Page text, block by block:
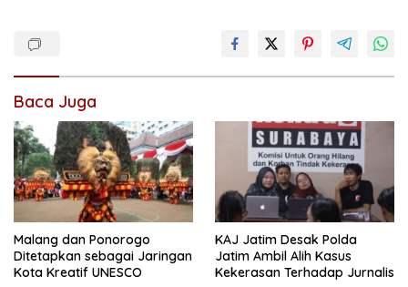
Baca Juga
Malang dan Ponorogo
Ditetapkan sebagai Jaringan
Kota Kreatif UNESCO
KAJ Jatim Desak Polda
Jatim Ambil Alih Kasus
Kekerasan Terhadap Jurnalis